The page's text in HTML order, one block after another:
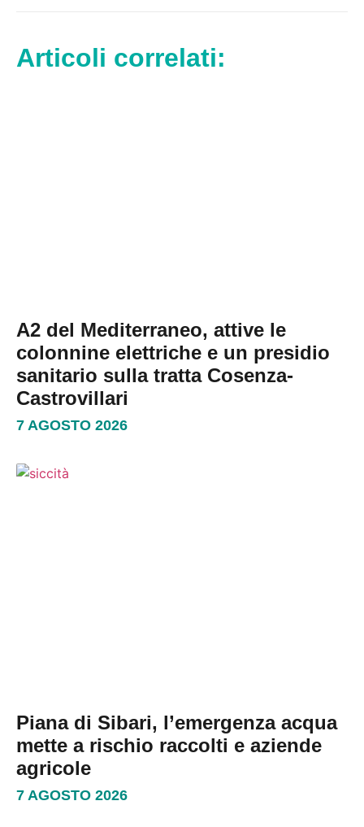
Articoli correlati:
A2 del Mediterraneo, attive le
colonnine elettriche e un presidio
sanitario sulla tratta Cosenza-
Castrovillari
7 AGOSTO 2026
Piana di Sibari, l’emergenza acqua
mette a rischio raccolti e aziende
agricole
7 AGOSTO 2026